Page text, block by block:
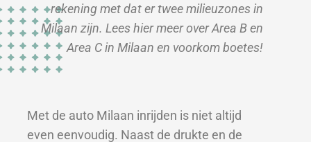
m
rekening met dat er twee milieuzones in
Milaan zijn. Lees hier meer over Area B en
Area C in Milaan en voorkom boetes!
Met de auto Milaan inrijden is niet altijd
even eenvoudig. Naast de drukte en de